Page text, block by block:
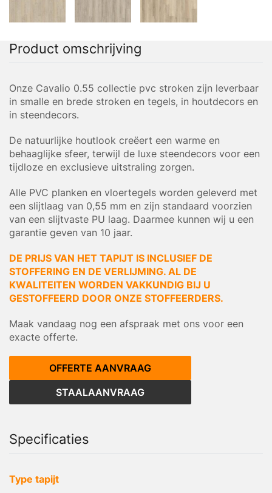
Product omschrijving
Onze Cavalio 0.55 collectie pvc stroken zijn leverbaar
in smalle en brede stroken en tegels, in houtdecors en
in steendecors.
De natuurlijke houtlook creëert een warme en
behaaglijke sfeer, terwijl de luxe steendecors voor een
tijdloze en exclusieve uitstraling zorgen.
Alle PVC planken en vloertegels worden geleverd met
een slijtlaag van 0,55 mm en zijn standaard voorzien
van een slijtvaste PU laag. Daarmee kunnen wij u een
garantie geven van 10 jaar.
DE PRIJS VAN HET TAPIJT IS INCLUSIEF DE
STOFFERING EN DE VERLIJMING. AL DE
KWALITEITEN WORDEN VAKKUNDIG BIJ U
GESTOFFEERD DOOR ONZE STOFFEERDERS.
Maak vandaag nog een afspraak met ons voor een
exacte offerte.
OFFERTE AANVRAAG
STAALAANVRAAG
Specificaties
Type tapijt